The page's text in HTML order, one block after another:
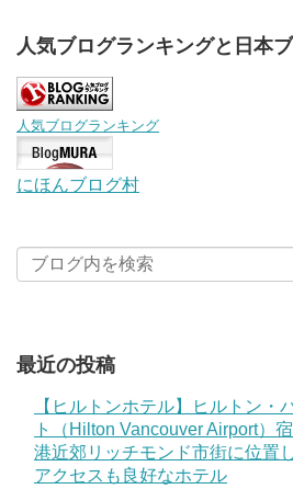
人気ブログランキングと日本
人気ブログランキング
にほんブログ村
最近の投稿
【ヒルトンホテル】ヒルトン・
ト（Hilton Vancouver Airport）
港近郊リッチモンド市街に位置
アクセスも良好なホテル